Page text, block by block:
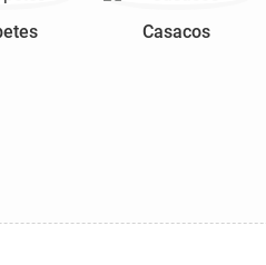
Casacos